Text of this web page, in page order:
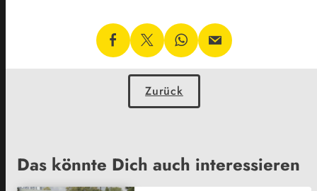
Zurück
Das könnte Dich auch interessieren